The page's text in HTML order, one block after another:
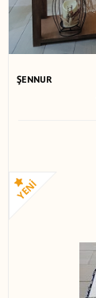
ŞENNUR